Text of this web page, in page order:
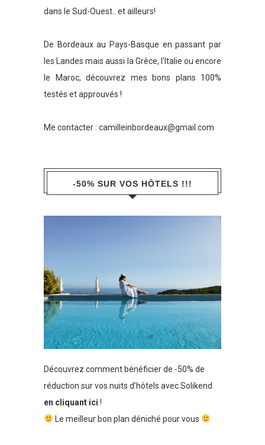
dans le Sud-Ouest.. et ailleurs!
De Bordeaux au Pays-Basque en passant par
les Landes mais aussi la Grèce, l'Italie ou encore
le Maroc, découvrez mes bons plans 100%
testés et approuvés !
Me contacter : camilleinbordeaux@gmail.com
-50% SUR VOS HÔTELS !!!
Découvrez comment bénéficier de -50% de
réduction sur vos nuits d’hôtels avec Solikend
en cliquant ici !
Le meilleur bon plan déniché pour vous